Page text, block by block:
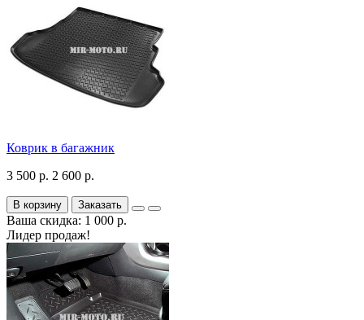
Коврик в багажник
3 500 р. 2 600 р.
В корзину Заказать
Ваша скидка: 1 000 р.
Лидер продаж!